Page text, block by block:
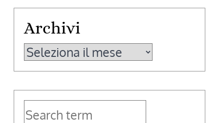
Archivi
Archivi